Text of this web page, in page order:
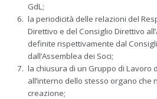
GdL;
la periodicità delle relazioni del
Direttivo e del Consiglio Direttivo
definite rispettivamente dal
dall’Assemblea dei Soci;
la chiusura di un Gruppo di Lavoro
all’interno dello stesso organo che
creazione;